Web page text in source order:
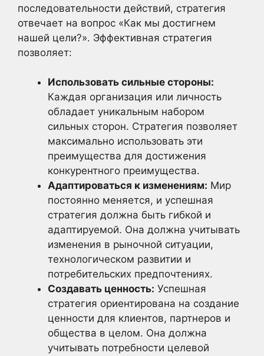
последовательности действий, стратегия
отвечает на вопрос «Как мы достигнем
нашей цели?». Эффективная стратегия
позволяет:
Использовать сильные стороны:
Каждая организация или личность
обладает уникальным набором
сильных сторон. Стратегия позволяет
максимально использовать эти
преимущества для достижения
конкурентного преимущества.
Адаптироваться к изменениям: Мир
постоянно меняется, и успешная
стратегия должна быть гибкой и
адаптируемой. Она должна учитывать
изменения в рыночной ситуации,
технологическом развитии и
потребительских предпочтениях.
Создавать ценность: Успешная
стратегия ориентирована на создание
ценности для клиентов, партнеров и
общества в целом. Она должна
учитывать потребности целевой